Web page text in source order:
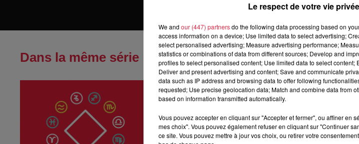
Dans la même série
Horoscope du jeudi 6 août 2026
Horoscope du jeudi 6 août 2026
Le respect de votre vie
We and our (447) partnersdo the following data processing based on
access information on a device; Use limited data to select advertising;
select personalised advertising; Measure advertising performance;
statistics or combinations of data from different sources; Develop and
profiles to select personalised content; Use limited data to select
Deliver and present advertising and content; Save and communicate
data such as IP address and browsing data to offer following
requested; Use precise geolocation data; Match and combine data from
based on information transmitted automatically.
Vous pouvez accepter en cliquant sur "Accepter et fermer", ou affiner en
mes choix". Vous pouvez également refuser en cliquant sur "Continuer
ce site. Vous pouvez mettre à jour vos choix, ou retirer votre